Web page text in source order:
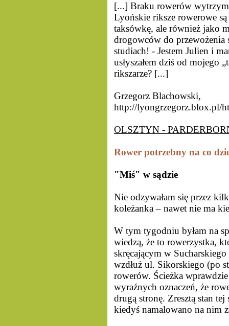
[...] Braku rowerów
Lyońskie riksze rowerowe
taksówkę, ale również jako
drogowców do przewożenia
studiach! - Jestem Julien i
usłyszałem dziś od mojego
rikszarze? [...]
Grzegorz Blachowski,
http://lyongrzegorz.blox.pl/
OLSZTYN -
Rower potrzebny na co
"Miś" w sądzie
Nie odzywałam się przez
koleżanka – nawet nie ma
W tym tygodniu byłam na
wiedzą, że to rowerzystka,
skręcającym w
wzdłuż ul. Sikorskiego (po
rowerów. Ścieżka
wyraźnych oznaczeń, że
drugą stronę. Zresztą stan
kiedyś namalowano na nim